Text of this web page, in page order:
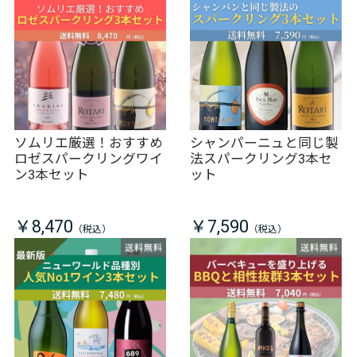
ソムリエ厳選！おすすめ
ロゼスパークリングワイ
ン3本セット
￥8,470
シャンパーニュと同じ製
法スパークリング3本セ
ット
￥7,590